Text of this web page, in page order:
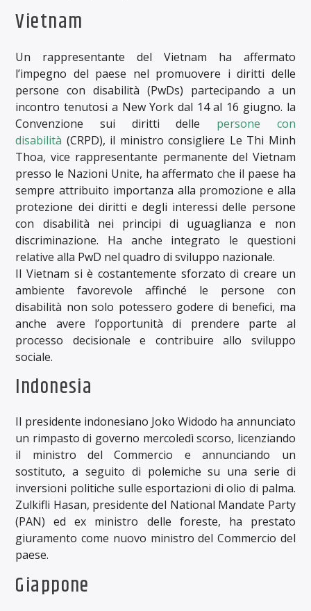
Vietnam
Un rappresentante del Vietnam ha affermato
l’impegno del paese nel promuovere i diritti delle
persone con disabilità (PwDs) partecipando a un
incontro tenutosi a New York dal 14 al 16 giugno. la
Convenzione sui diritti delle persone con
disabilità (CRPD), il ministro consigliere Le Thi Minh
Thoa, vice rappresentante permanente del Vietnam
presso le Nazioni Unite, ha affermato che il paese ha
sempre attribuito importanza alla promozione e alla
protezione dei diritti e degli interessi delle persone
con disabilità nei principi di uguaglianza e non
discriminazione. Ha anche integrato le questioni
relative alla PwD nel quadro di sviluppo nazionale.
Il Vietnam si è costantemente sforzato di creare un
ambiente favorevole affinché le persone con
disabilità non solo potessero godere di benefici, ma
anche avere l’opportunità di prendere parte al
processo decisionale e contribuire allo sviluppo
sociale.
Indonesia
Il presidente indonesiano Joko Widodo ha annunciato
un rimpasto di governo mercoledì scorso, licenziando
il ministro del Commercio e annunciando un
sostituto, a seguito di polemiche su una serie di
inversioni politiche sulle esportazioni di olio di palma.
Zulkifli Hasan, presidente del National Mandate Party
(PAN) ed ex ministro delle foreste, ha prestato
giuramento come nuovo ministro del Commercio del
paese.
Giappone